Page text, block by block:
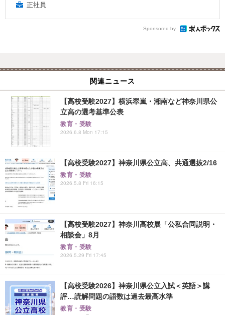
正社員
Sponsored by
関連ニュース
【高校受験2027】横浜翠嵐・湘南など神奈川県公
立高の選考基準公表
教育・受験
2026.6.8 Mon 17:15
【高校受験2027】神奈川県公立高、共通選抜2/16
教育・受験
2026.5.8 Fri 16:15
【高校受験2027】神奈川高校展「公私合同説明・
相談会」8月
教育・受験
2026.5.29 Fri 17:45
【高校受験2026】神奈川県公立入試＜英語＞講
評…読解問題の語数は過去最高水準
教育・受験